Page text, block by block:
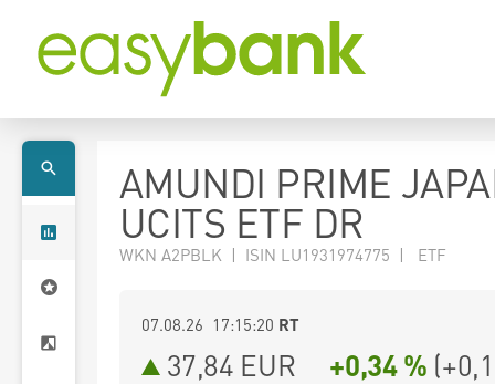
AMUNDI PRIME
UCITS ETF DR
WKN A2PBLK | ISIN LU1931974775 | ETF
07.08.26 17:15:20 RT
37,84 EUR +0,34 % (